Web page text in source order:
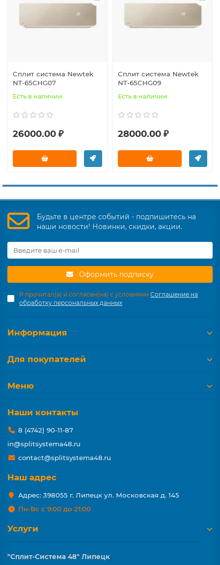
Сплит система Newtek
NT-65CHG07
Есть в наличии
26000.00 ₽
Сплит система Newtek
NT-65CHG09
Есть в наличии
28000.00 ₽
Будьте в центре событий - подпишитесь на
наши новости! Новинки, скидки, акции.
Оформить подписку
Я прочитал(а) и согласен(на) с условиями Соглашение на
обработку персональных данных
Информация
Для покупателей
Меню
Наши контакты
8 (4742) 90-11-87
in@splitsystema48.ru
contact@splitsystema48.ru
Наш адрес
Адрес: 398055 г. Липецк ул. Московская д. 145
Пн-Вс с 9:00 до 21:00
Услуги
"Сплит-Система 48" Липецк